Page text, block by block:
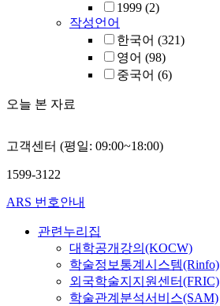
1999 (2)
작성언어
한국어 (321)
영어 (98)
중국어 (6)
오늘 본 자료
고객센터 (평일: 09:00~18:00)
1599-3122
ARS 번호안내
관련누리집
대학공개강의(KOCW)
학술정보통계시스템(Rinfo)
외국학술지지원센터(FRIC)
학술관계분석서비스(SAM)